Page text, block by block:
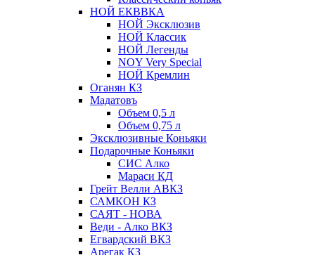
НОЙ ЕКВВКА
НОЙ Эксклюзив
НОЙ Классик
НОЙ Легенды
NOY Very Speсial
НОЙ Кремлин
Оганян КЗ
Мадатовъ
Объем 0,5 л
Объем 0,75 л
Эксклюзивные Коньяки
Подарочные Коньяки
СИС Алко
Мараси КД
Грейт Велли АВКЗ
САМКОН КЗ
САЯТ - НОВА
Веди - Алко ВКЗ
Егвардский ВКЗ
Арегак КЗ